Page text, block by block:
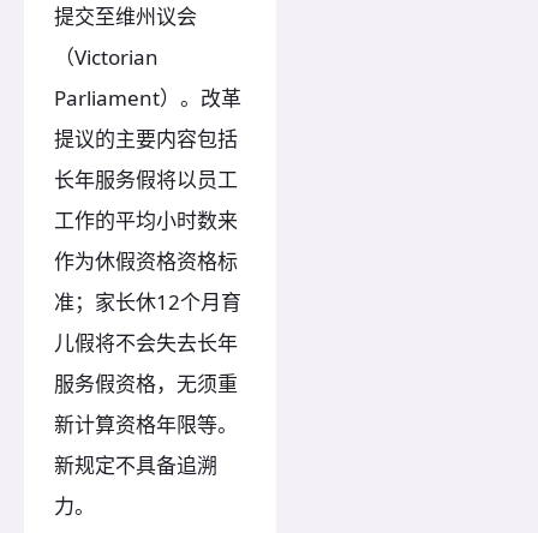
提交至维州议会
（Victorian
Parliament）。改革
提议的主要内容包括
长年服务假将以员工
工作的平均小时数来
作为休假资格资格标
准；家长休12个月育
儿假将不会失去长年
服务假资格，无须重
新计算资格年限等。
新规定不具备追溯
力。